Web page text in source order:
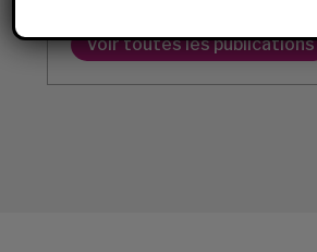
Voir toutes les publications